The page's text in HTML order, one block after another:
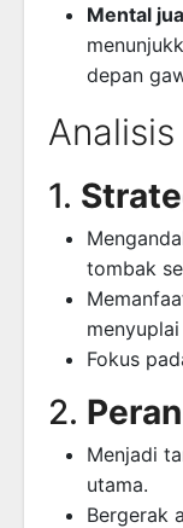
Mental
depan
1.
tombak
Fokus
2.
Menjadi
utama.
Bergerak